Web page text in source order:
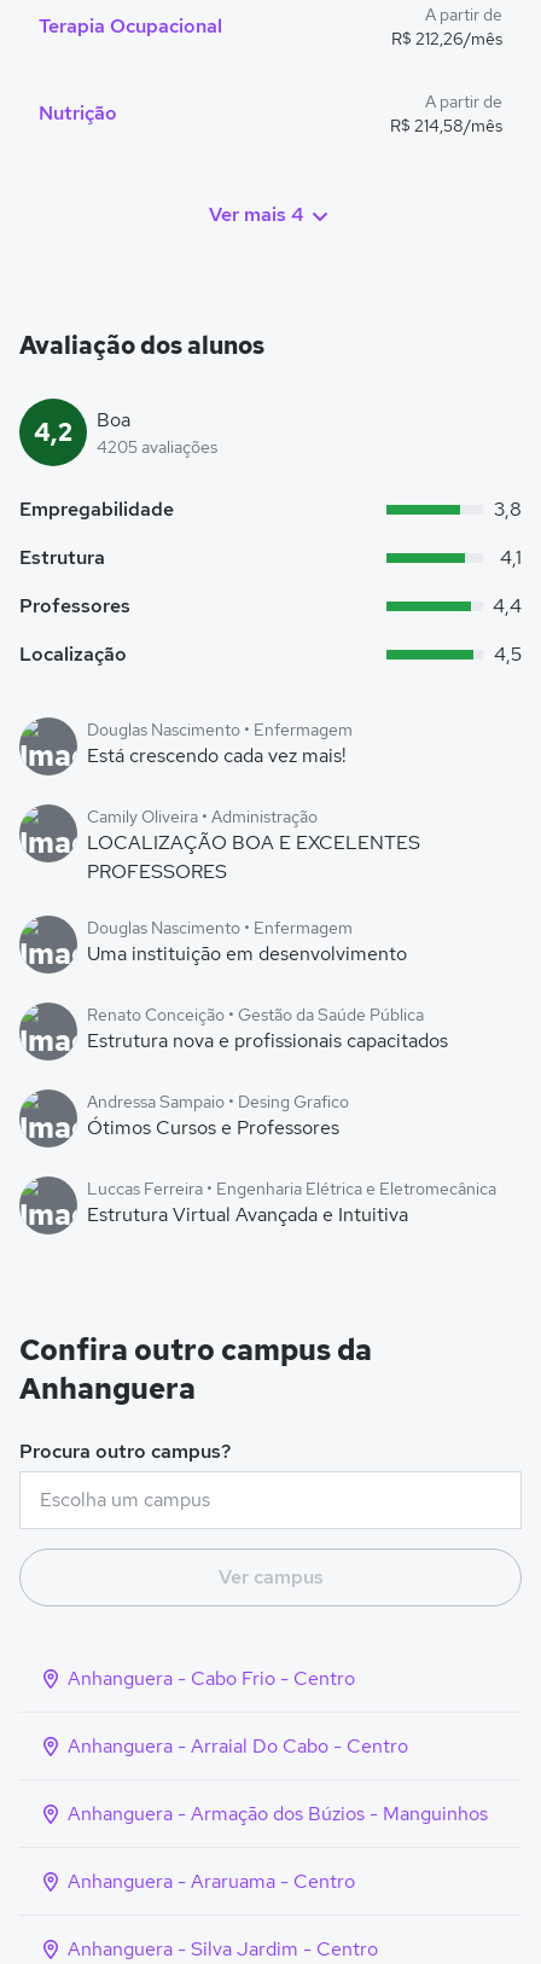
Terapia Ocupacional
A partir de
R$ 212,26/mês
Nutrição
A partir de
R$ 214,58/mês
Ver mais 4
Avaliação dos alunos
4,2 Boa
4205 avaliações
Empregabilidade
3,8
Estrutura
4,1
Professores
4,4
Localização
4,5
Douglas Nascimento • Enfermagem
Está crescendo cada vez mais!
Camily Oliveira • Administração
LOCALIZAÇÃO BOA E EXCELENTES
PROFESSORES
Douglas Nascimento • Enfermagem
Uma instituição em desenvolvimento
Renato Conceição • Gestão da Saúde Pública
Estrutura nova e profissionais capacitados
Andressa Sampaio • Desing Grafico
Ótimos Cursos e Professores
Luccas Ferreira • Engenharia Elétrica e Eletromecânica
Estrutura Virtual Avançada e Intuitiva
Confira outro campus da
Anhanguera
Procura outro campus?
Ver campus
Anhanguera - Cabo Frio - Centro
Anhanguera - Arraial Do Cabo - Centro
Anhanguera - Armação dos Búzios - Manguinhos
Anhanguera - Araruama - Centro
Anhanguera - Silva Jardim - Centro